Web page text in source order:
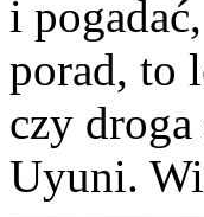
i
porad, to
czy
Uyuni.